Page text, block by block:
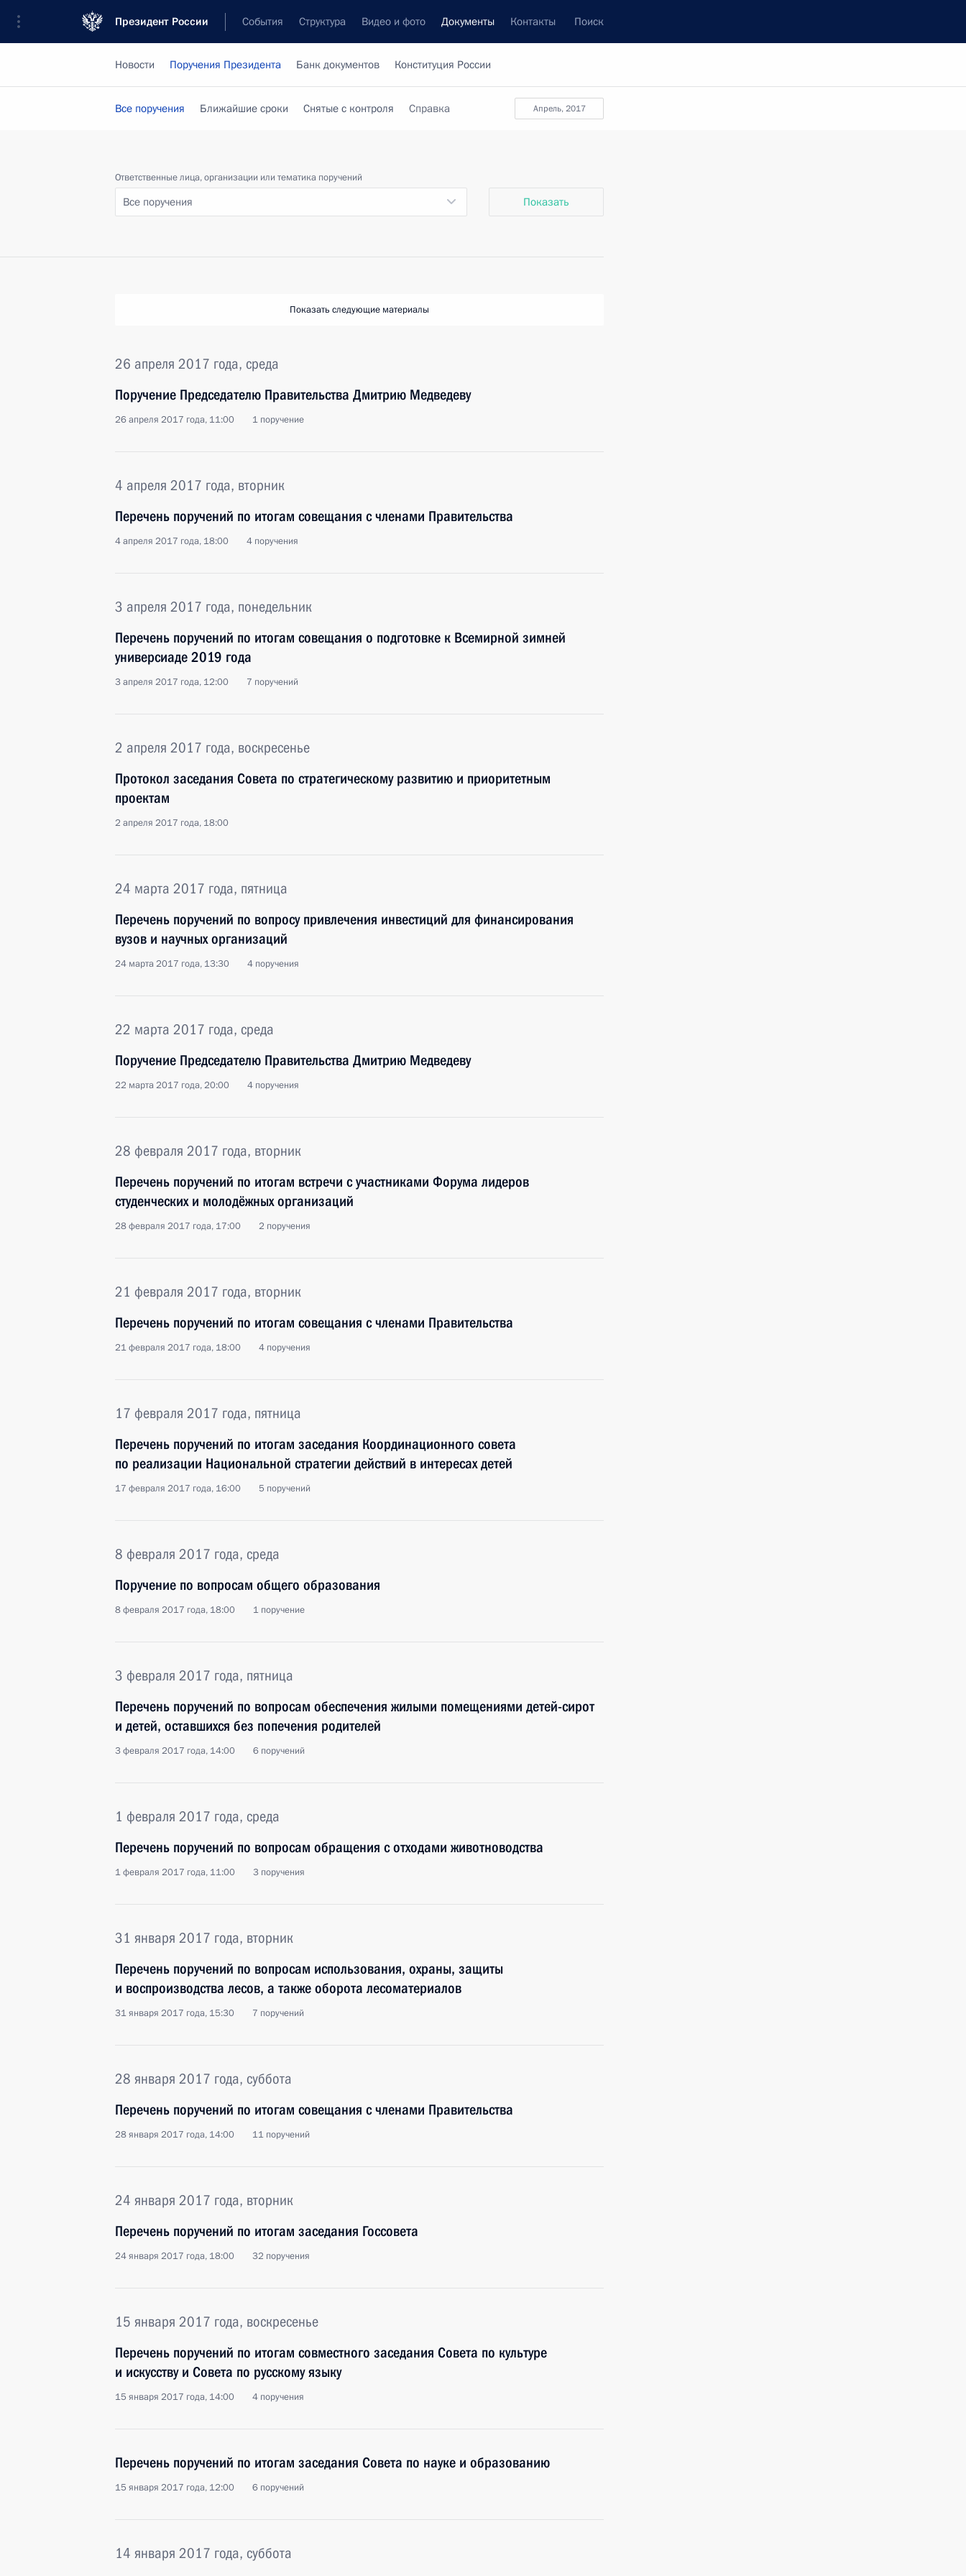
Президент России События Структура Видео и фото Документы Контакты Поиск
Новости Поручения Президента Банк документов Конституция России
апрель, 2017
Все поручения Ближайшие сроки Снятые с контроля Справка
Ответственные лица, организации или тематика поручений
Все поручения Показать
Показать следующие материалы
26 апреля 2017 года, среда
Поручение Председателю Правительства Дмитрию Медведеву
26 апреля 2017 года, 11:00 1 поручение
4 апреля 2017 года, вторник
Перечень поручений по итогам совещания с членами Правительства
4 апреля 2017 года, 18:00 4 поручения
3 апреля 2017 года, понедельник
Перечень поручений по итогам совещания о подготовке к Всемирной зимней
универсиаде 2019 года
3 апреля 2017 года, 12:00 7 поручений
2 апреля 2017 года, воскресенье
Протокол заседания Совета по стратегическому развитию и приоритетным
проектам
2 апреля 2017 года, 18:00
24 марта 2017 года, пятница
Перечень поручений по вопросу привлечения инвестиций для финансирования
вузов и научных организаций
24 марта 2017 года, 13:30 4 поручения
22 марта 2017 года, среда
Поручение Председателю Правительства Дмитрию Медведеву
22 марта 2017 года, 20:00 4 поручения
28 февраля 2017 года, вторник
Перечень поручений по итогам встречи с участниками Форума лидеров
студенческих и молодёжных организаций
28 февраля 2017 года, 17:00 2 поручения
21 февраля 2017 года, вторник
Перечень поручений по итогам совещания с членами Правительства
21 февраля 2017 года, 18:00 4 поручения
17 февраля 2017 года, пятница
Перечень поручений по итогам заседания Координационного совета
по реализации Национальной стратегии действий в интересах детей
17 февраля 2017 года, 16:00 5 поручений
8 февраля 2017 года, среда
Поручение по вопросам общего образования
8 февраля 2017 года, 18:00 1 поручение
3 февраля 2017 года, пятница
Перечень поручений по вопросам обеспечения жилыми помещениями детей-сирот
и детей, оставшихся без попечения родителей
3 февраля 2017 года, 14:00 6 поручений
1 февраля 2017 года, среда
Перечень поручений по вопросам обращения с отходами животноводства
1 февраля 2017 года, 11:00 3 поручения
31 января 2017 года, вторник
Перечень поручений по вопросам использования, охраны, защиты
и воспроизводства лесов, а также оборота лесоматериалов
31 января 2017 года, 15:30 7 поручений
28 января 2017 года, суббота
Перечень поручений по итогам совещания с членами Правительства
28 января 2017 года, 14:00 11 поручений
24 января 2017 года, вторник
Перечень поручений по итогам заседания Госсовета
24 января 2017 года, 18:00 32 поручения
15 января 2017 года, воскресенье
Перечень поручений по итогам совместного заседания Совета по культуре
и искусству и Совета по русскому языку
15 января 2017 года, 14:00 4 поручения
Перечень поручений по итогам заседания Совета по науке и образованию
15 января 2017 года, 12:00 6 поручений
14 января 2017 года, суббота